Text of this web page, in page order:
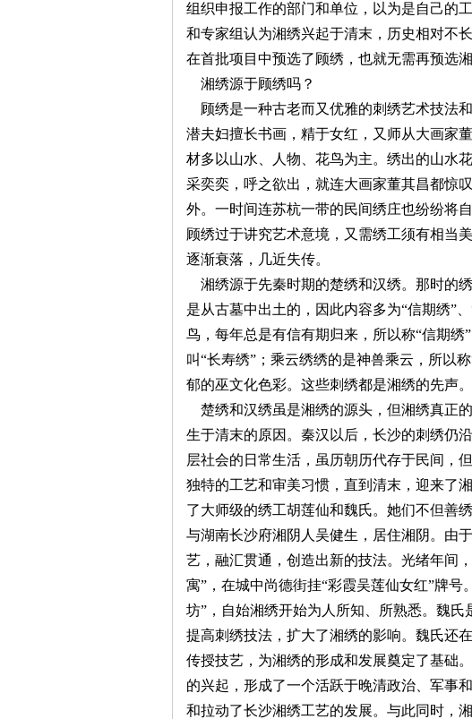
组织申报工作的部门和单位，以为是自己的
和专家组认为湘绣兴起于清末，历史相对不
在首批项目中预选了顾绣，也就无需再预选湘
湘绣源于顾绣吗？
顾绣是一种古老而又优雅的刺绣艺术技法
潜夫妇擅长书画，精于女红，又师从大画家
材多以山水、人物、花鸟为主。绣出的山水
采奕奕，呼之欲出，就连大画家董其昌都惊
外。一时间连苏杭一带的民间绣庄也纷纷将
顾绣过于讲究艺术意境，又需绣工须有相当
逐渐衰落，几近失传。
湘绣源于先秦时期的楚绣和汉绣。那时的
是从古墓中出土的，因此内容多为“信期绣”
鸟，每年总是有信有期归来，所以称“信期
叫“长寿绣”；乘云绣绣的是神兽乘云，所以
郁的巫文化色彩。这些刺绣都是湘绣的先声。
楚绣和汉绣虽是湘绣的源头，但湘绣真正
生于清末的原因。秦汉以后，长沙的刺绣仍
层社会的日常生活，虽历朝历代存于民间，
独特的工艺和审美习惯，直到清末，迎来了
了大师级的绣工胡莲仙和魏氏。她们不但善
与湖南长沙府湘阴人吴健生，居住湘阴。由
艺，融汇贯通，创造出新的技法。光绪年间
寓”，在城中尚德街挂“彩霞吴莲仙女红”牌
坊”，自始湘绣开始为人所知、所熟悉。魏
提高刺绣技法，扩大了湘绣的影响。魏氏还
传授技艺，为湘绣的形成和发展奠定了基础
的兴起，形成了一个活跃于晚清政治、军事
和拉动了长沙湘绣工艺的发展。与此同时，